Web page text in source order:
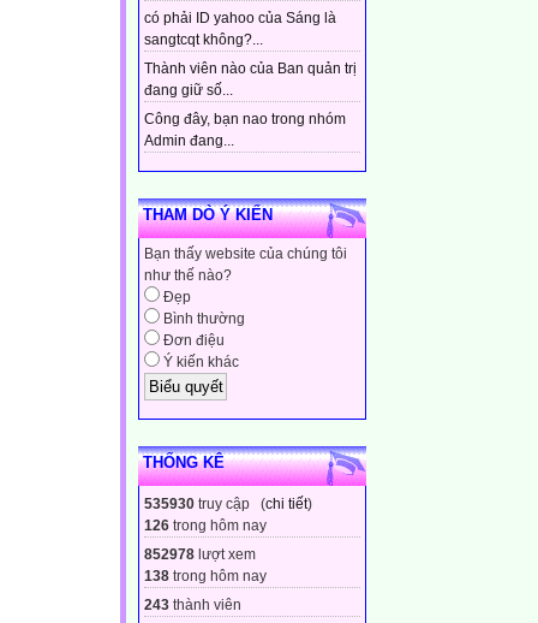
có phải ID yahoo của Sáng là
sangtcqt không?...
Thành viên nào của Ban quản trị
đang giữ số...
Công đây, bạn nao trong nhóm
Admin đang...
THAM DÒ Ý KIẾN
Bạn thấy website của chúng tôi
như thế nào?
Đẹp
Bình thường
Đơn điệu
Ý kiến khác
THỐNG KÊ
535930 truy cập (chi tiết)
126 trong hôm nay
852978 lượt xem
138 trong hôm nay
243 thành viên